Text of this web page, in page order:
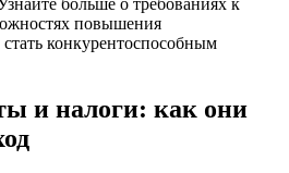
больше о требованиях к
повышения
конкурентоспособным
и налоги: как они